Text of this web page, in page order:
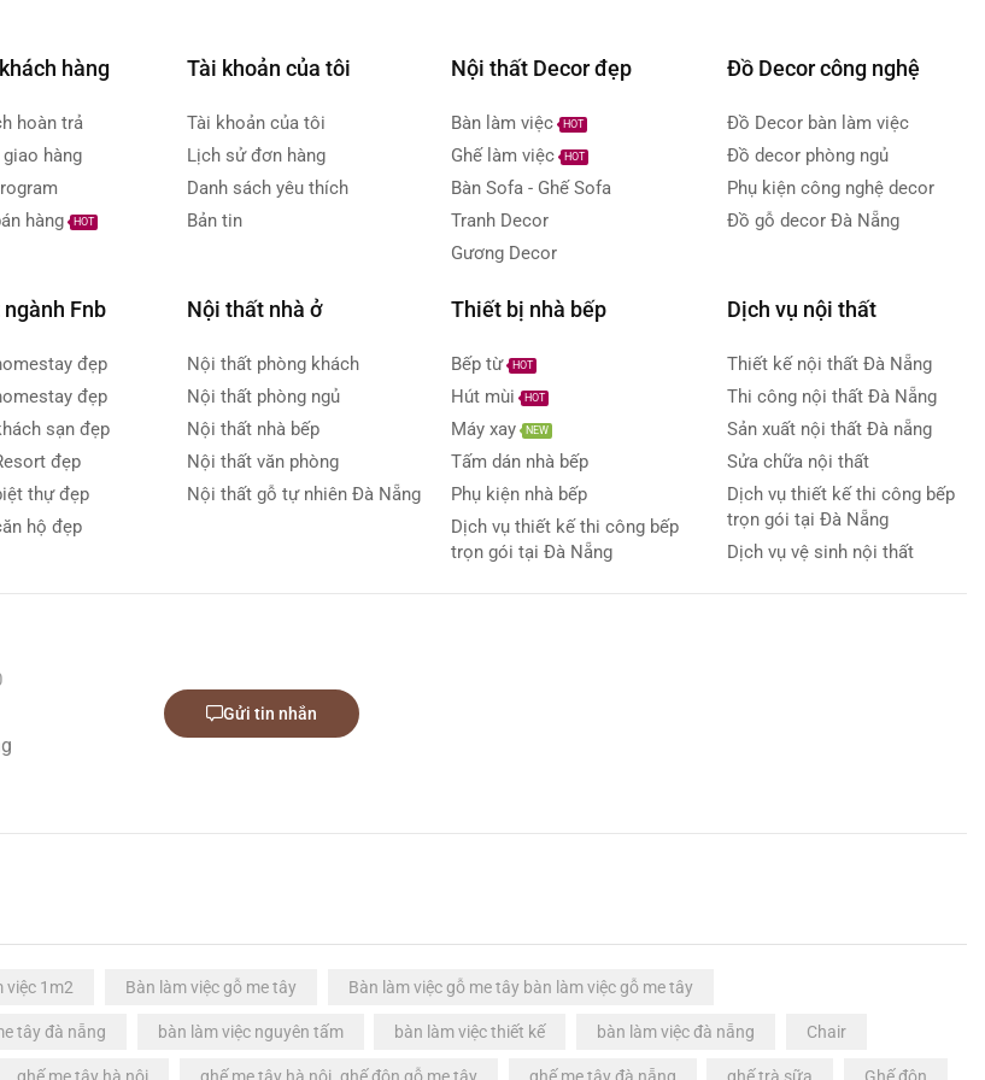
hàng
hoàn trả
hàng
hàng
HOT
Tài khoản của tôi
Tài khoản của tôi
Lịch sử đơn hàng
Danh sách yêu thích
Bản tin
Nội thất Decor đẹp
Bàn làm việc HOT
Ghế làm việc HOT
Bàn Sofa - Ghế Sofa
Tranh Decor
Gương Decor
Đồ Decor công nghệ
Đồ Decor bàn làm việc
Đồ decor phòng ngủ
Phụ kiện công nghệ decor
Đồ gỗ decor Đà Nẵng
Fnb
đẹp
đẹp
sạn đẹp
đẹp
thự đẹp
hộ đẹp
Nội thất nhà ở
Nội thất phòng khách
Nội thất phòng ngủ
Nội thất nhà bếp
Nội thất văn phòng
Nội thất gỗ tự nhiên Đà Nẵng
Thiết bị nhà bếp
Bếp từ HOT
Hút mùi HOT
Máy xay NEW
Tấm dán nhà bếp
Phụ kiện nhà bếp
Dịch vụ thiết kế thi công bếp
trọn gói tại Đà Nẵng
Dịch vụ nội thất
Thiết kế nội thất Đà Nẵng
Thi công nội thất Đà Nẵng
Sản xuất nội thất Đà nẵng
Sửa chữa nội thất
Dịch vụ thiết kế thi công bếp
trọn gói tại Đà Nẵng
Dịch vụ vệ sinh nội thất
Gửi tin nhắn
việc 1m2 Bàn làm việc gỗ me tây Bàn làm việc gỗ me tây bàn làm việc gỗ me tây
tây đà nẵng bàn làm việc nguyên tấm bàn làm việc thiết kế bàn làm việc đà nẵng Chair